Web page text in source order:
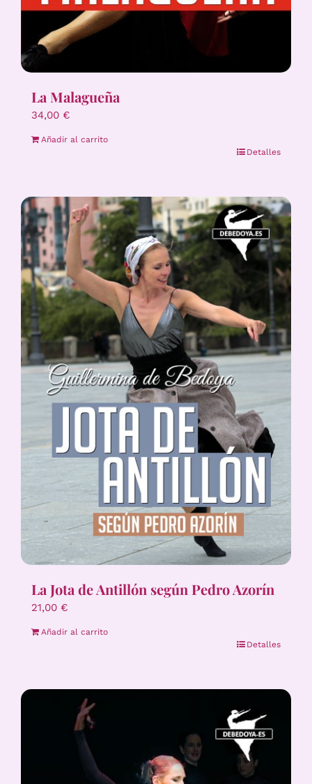
La Malagueña
34,00 €
Añadir al carrito
Detalles
La Jota de Antillón según Pedro Azorín
21,00 €
Añadir al carrito
Detalles